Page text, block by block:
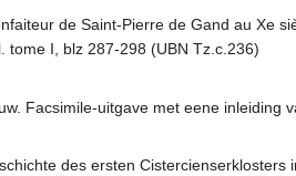
de Saint-Pierre de Gand au Xe
tome I, blz 287-298 (UBN Tz.c.236)
Facsimile-uitgave met eene inleiding
des ersten